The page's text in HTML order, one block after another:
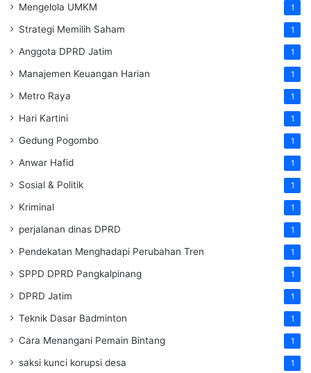
Mengelola UMKM 1
Strategi Memilih Saham 1
Anggota DPRD Jatim 1
Manajemen Keuangan Harian 1
Metro Raya 1
Hari Kartini 1
Gedung Pogombo 1
Anwar Hafid 1
Sosial & Politik 1
Kriminal 1
perjalanan dinas DPRD 1
Pendekatan Menghadapi Perubahan Tren 1
SPPD DPRD Pangkalpinang 1
DPRD Jatim 1
Teknik Dasar Badminton 1
Cara Menangani Pemain Bintang 1
saksi kunci korupsi desa 1